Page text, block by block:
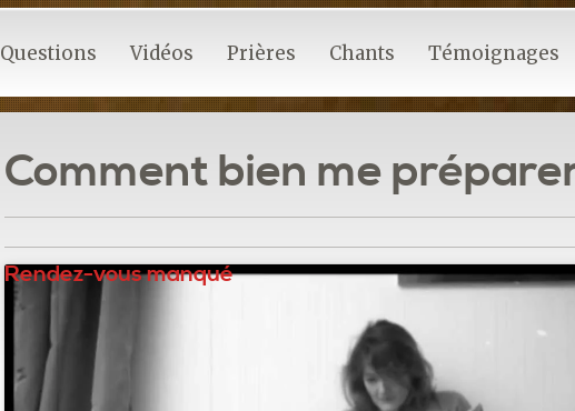
Questions Vidéos Prières Chants Témoignages
Comment bien me
Rendez-vous manqué